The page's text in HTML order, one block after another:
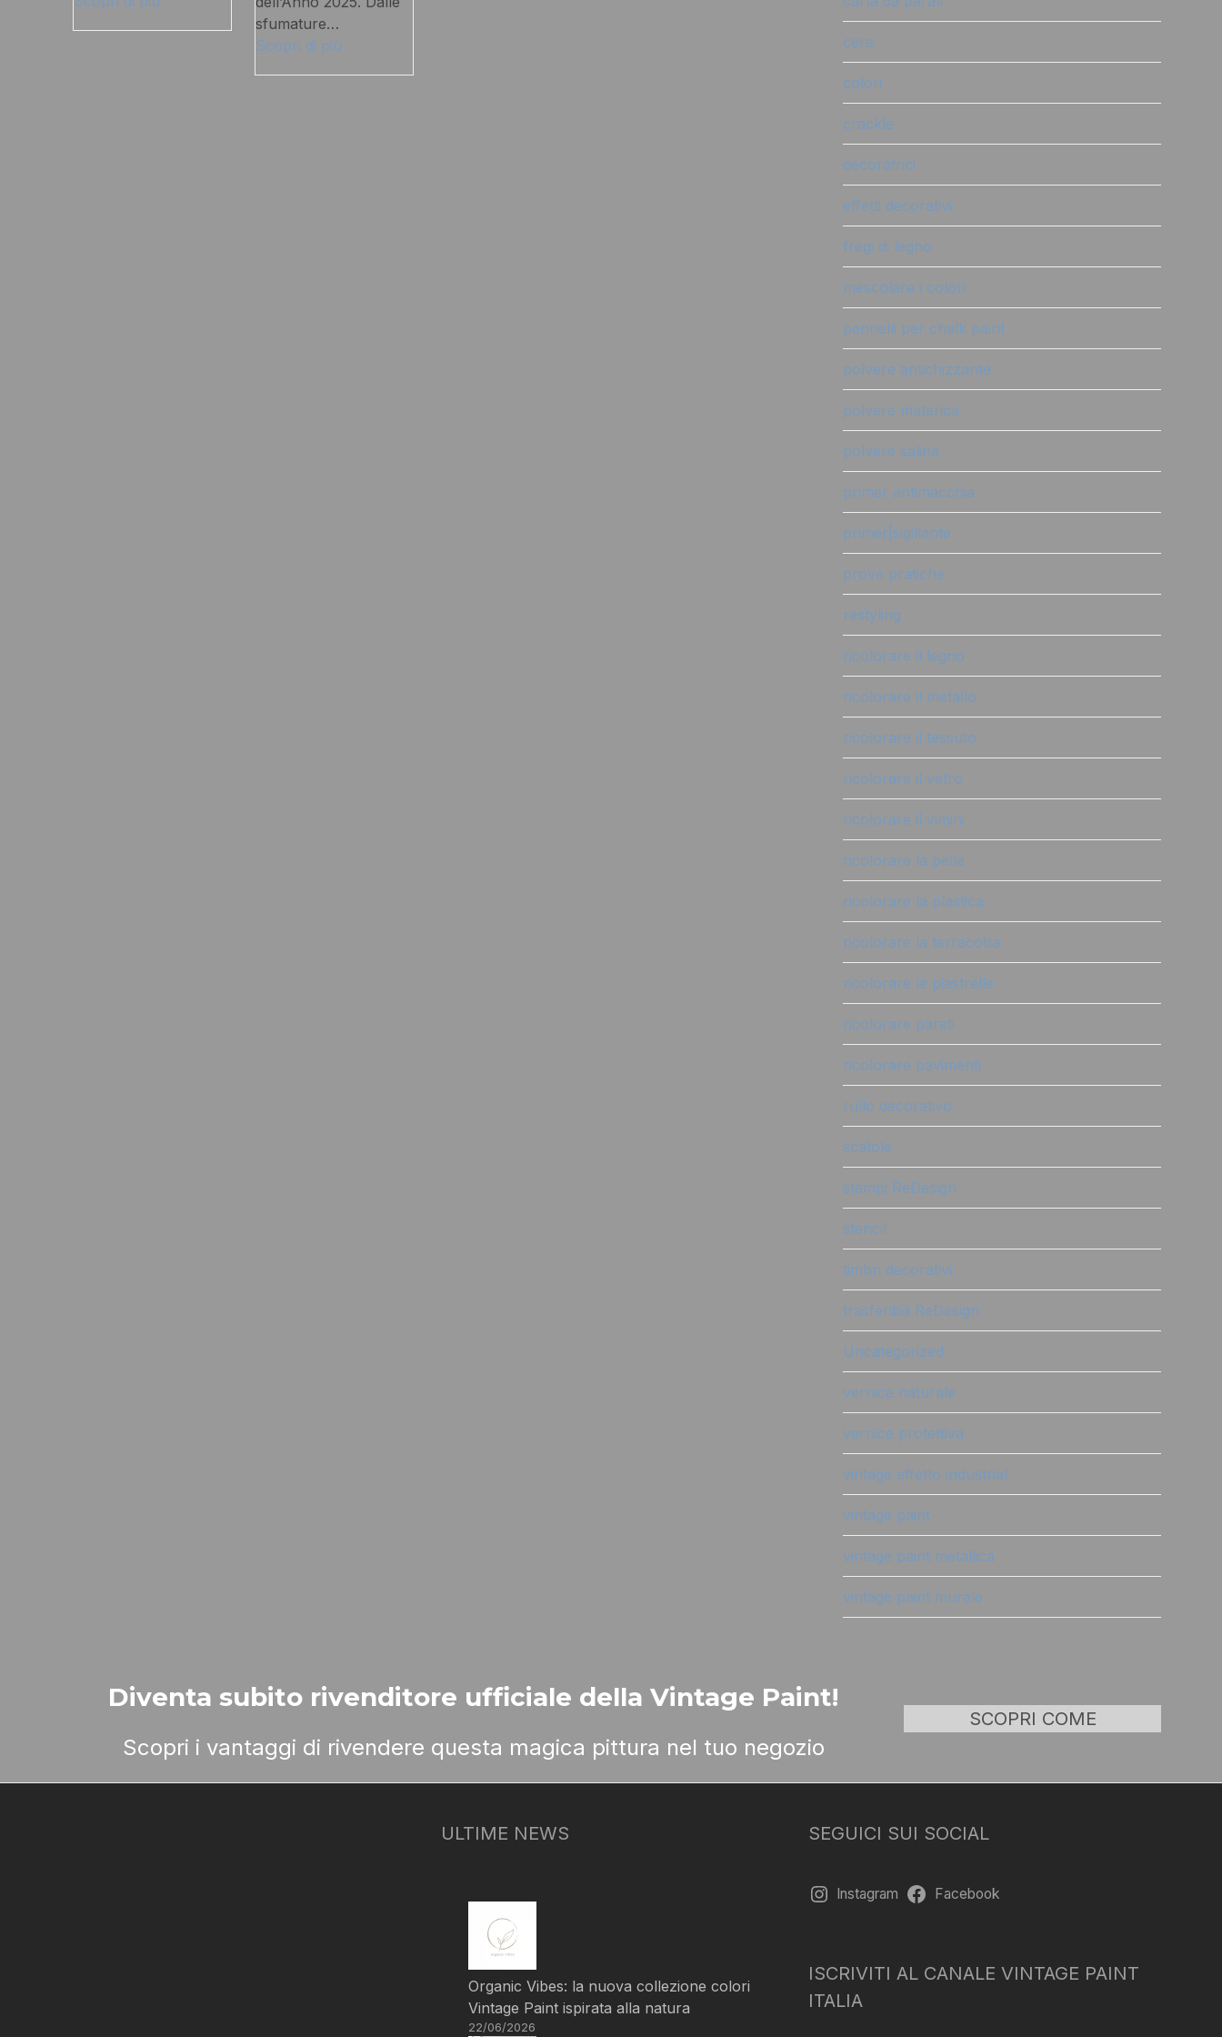
sfumature…
Scopri di più
cere
colori
crackle
decoratrici
effetti decorativi
fregi di legno
mescolare i colori
pennelli per chalk paint
polvere antichizzante
polvere materica
polvere salina
primer antimacchia
primer|sigillante
prove pratiche
restyling
ricolorare il legno
ricolorare il metallo
ricolorare il tessuto
ricolorare il vetro
ricolorare il vimini
ricolorare la pelle
ricolorare la plastica
ricolorare la terracotta
ricolorare le piastrelle
ricolorare pareti
ricolorare pavimenti
rullo decorativo
scatole
stampi ReDesign
stencil
timbri decorativi
trasferibili ReDesign
Uncategorized
vernice naturale
vernice protettiva
vintage effetto industrial
vintage paint
vintage paint metallica
vintage paint murale
Diventa subito rivenditore ufficiale della Vintage Paint!
Scopri i vantaggi di rivendere questa magica pittura nel tuo negozio
SCOPRI COME
ULTIME NEWS
Organic Vibes: la nuova collezione colori
Vintage Paint ispirata alla natura
22/06/2026
SEGUICI SUI SOCIAL
Instagram Facebook
ISCRIVITI AL CANALE VINTAGE PAINT
ITALIA